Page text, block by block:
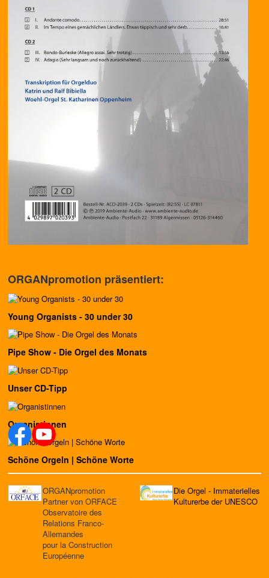
ORGANpromotion präsentiert:
Young Organists - 30 under 30
Pipe Show - Die Orgel des Monats
Unser CD-Tipp
Organistinnen
Schöne Orgeln | Schöne Worte
ORGANpromotion
Partner von ORFACE
Observatoire des
Relations Franco-
Allemandes
pour la Construction
Européenne
Die Orgel - Immaterielles
Kulturerbe der UNESCO